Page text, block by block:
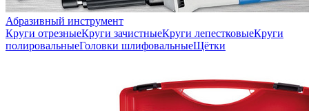
Абразивный инструмент
Круги отрезныеКруги зачистныеКруги лепестковыеКруги
полировальныеГоловки шлифовальныеЩётки